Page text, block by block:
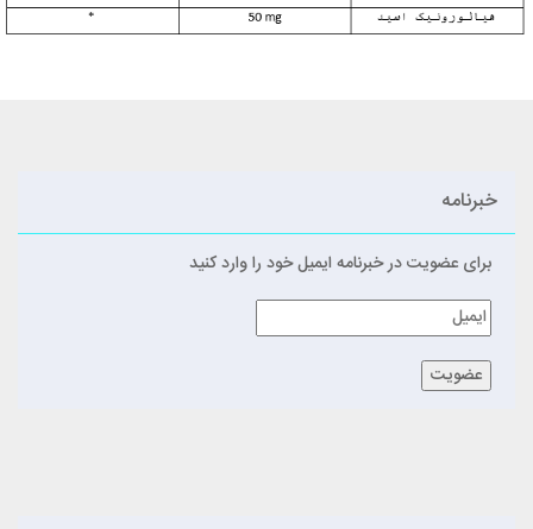
خبرنامه
برای عضویت در خبرنامه ایمیل خود را وارد کنید